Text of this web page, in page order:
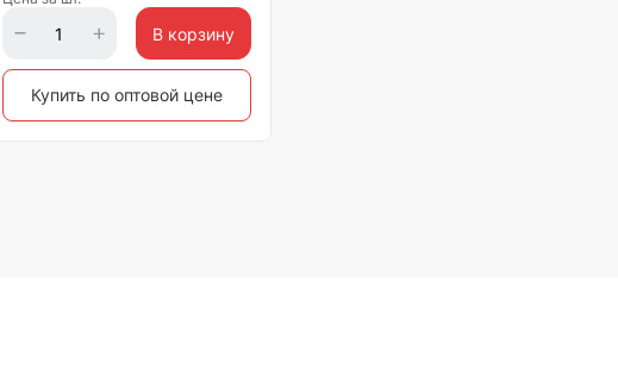
В корзину
Купить по оптовой цене